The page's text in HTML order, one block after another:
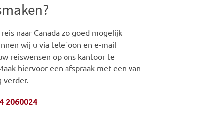
naar Canada zo goed mogelijk
wij u via telefoon en e-mail
reiswensen op ons kantoor te
hiervoor een afspraak met een van
verder.
2060024